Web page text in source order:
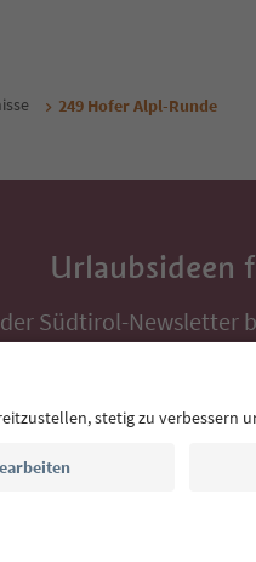
249 Hofer Alpl-Runde
Urlaubsideen
Südtirol-Newsletter
Veranstaltungs-